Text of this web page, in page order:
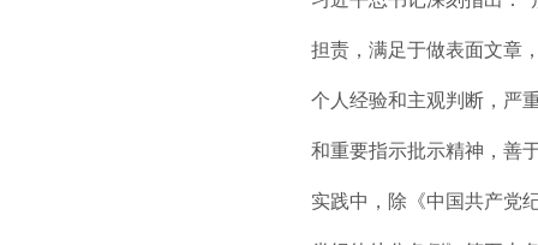
担责，满足于做表面文章
个人经验和主观判断，严
和重要指示批示精神，善
实践中，除《中国共产党